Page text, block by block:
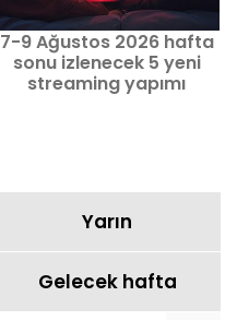
7-9 Ağustos 2026 hafta
sonu izlenecek 5 yeni
streaming yapımı
Yarın
Gelecek hafta